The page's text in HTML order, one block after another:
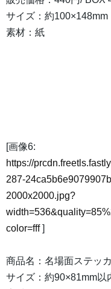
サイズ：約100×148mm
素材：紙
[画像6:
https://
287-
2000x2000.jpg?
color=fff]
商品名：名場面ステッ
サイズ：約90×81mm以